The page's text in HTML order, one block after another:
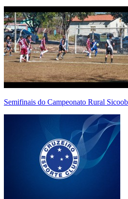
Semifinais do Campeonato Rural